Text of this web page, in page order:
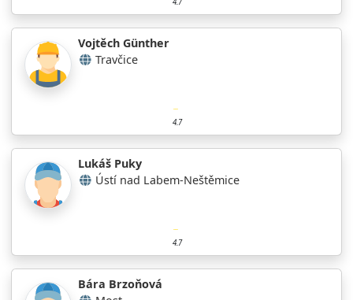
4.7
Vojtěch Günther
Travčice
4.7
Lukáš Puky
Ústí nad Labem-Neštěmice
4.7
Bára Brzoňová